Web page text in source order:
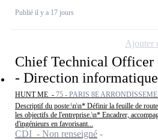
Publié il y a 17 jours
Chief Technical Officer
- Direction informatique
HUNT ME - 75 - PARIS 8E
Descriptif du poste:\n\n* Définir la feuille de route
les objectifs de l'entreprise.\n* Encadrer,
d'ingénieurs en favorisant...
CDI - Non renseigné
Ajouter